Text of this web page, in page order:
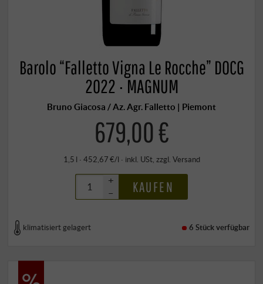
Barolo “Falletto Vigna Le Rocche” DOCG
2022 · MAGNUM
Bruno Giacosa / Az. Agr. Falletto | Piemont
679,00 €
1,5 l · 452,67 €/l · inkl. USt, zzgl. Versand
+
–
KAUFEN
klimatisiert gelagert 6 Stückverfügbar